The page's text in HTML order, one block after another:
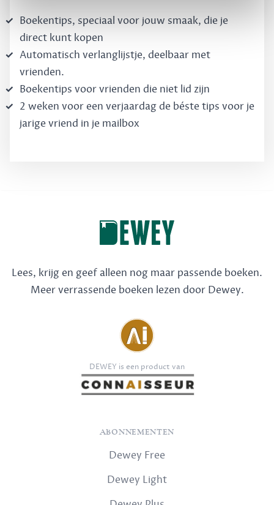
Boekentips, speciaal voor jouw smaak, die je
direct kunt kopen
Automatisch verlanglijstje, deelbaar met
vrienden.
Boekentips voor vrienden die niet lid zijn
2 weken voor een verjaardag de béste tips voor je
jarige vriend in je mailbox
Lees, krijg en geef alleen nog maar passende boeken.
Meer verrassende boeken lezen door Dewey.
DEWEY is een product van
ABONNEMENTEN
Dewey Free
Dewey Light